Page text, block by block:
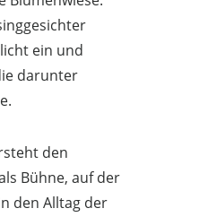
ein und
darunter
den
Bühne, auf der
den Alltag der